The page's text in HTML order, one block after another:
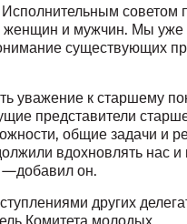
советом
женщин и мужчин. Мы
существующих
уважение к старшему
представители
общие задачи и
вдохновлять нас и
—добавил он.
других
Комитета молодых